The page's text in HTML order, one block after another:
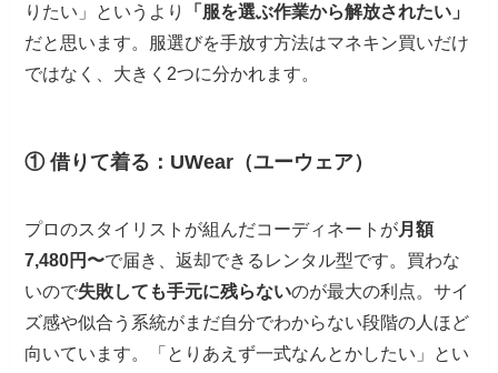
りたい」というより
「服を選ぶ作業から解放されたい」
だと思います。服選びを手放す方法はマネキン買いだけ
ではなく、大きく2つに分かれます。
① 借りて着る：UWear（ユーウェア）
プロのスタイリストが組んだコーディネートが月額
7,480円〜で届き、返却できるレンタル型です。買わな
いので失敗しても手元に残らないのが最大の利点。サイ
ズ感や似合う系統がまだ自分でわからない段階の人ほど
向いています。「とりあえず一式なんとかしたい」とい